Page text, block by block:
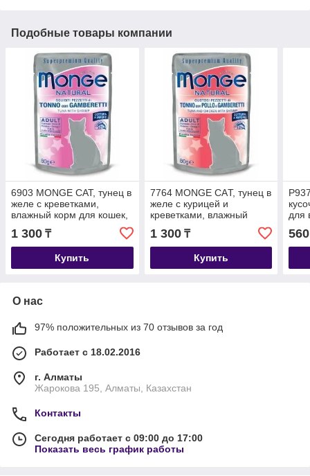
Подобные товары компании
6903 MONGE CAT, тунец в
желе с креветками,
влажный корм для кошек,
пауч 80гр.
1 300 ₸
Купить
7764 MONGE CAТ, тунец в
желе с курицей и
креветками, влажный
корм для кошек, пауч
80гр.
1 300₸
Купить
для
560
О нас
97% положительных из 70 отзывов за год
Работает с 18.02.2016
г. Алматы
Жарокова 195, Алматы, Казахстан
Контакты
Сегодня работает с 09:00 до 17:00
Показать весь график работы